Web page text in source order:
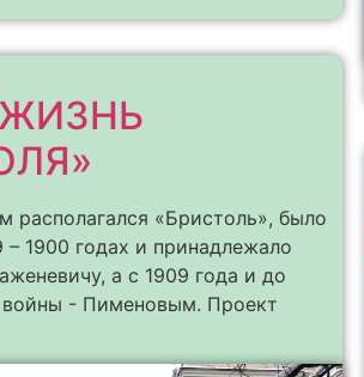
располагался «Бристоль», было
– 1900 годах и принадлежало
а с 1909 года и до
- Пименовым. Проект